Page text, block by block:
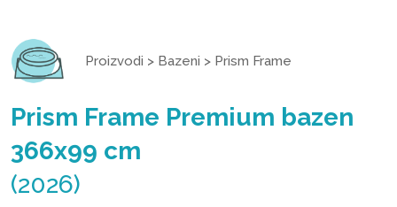
Proizvodi > Bazeni > Prism Frame
Prism Frame Premium bazen
366x99 cm
(2026)